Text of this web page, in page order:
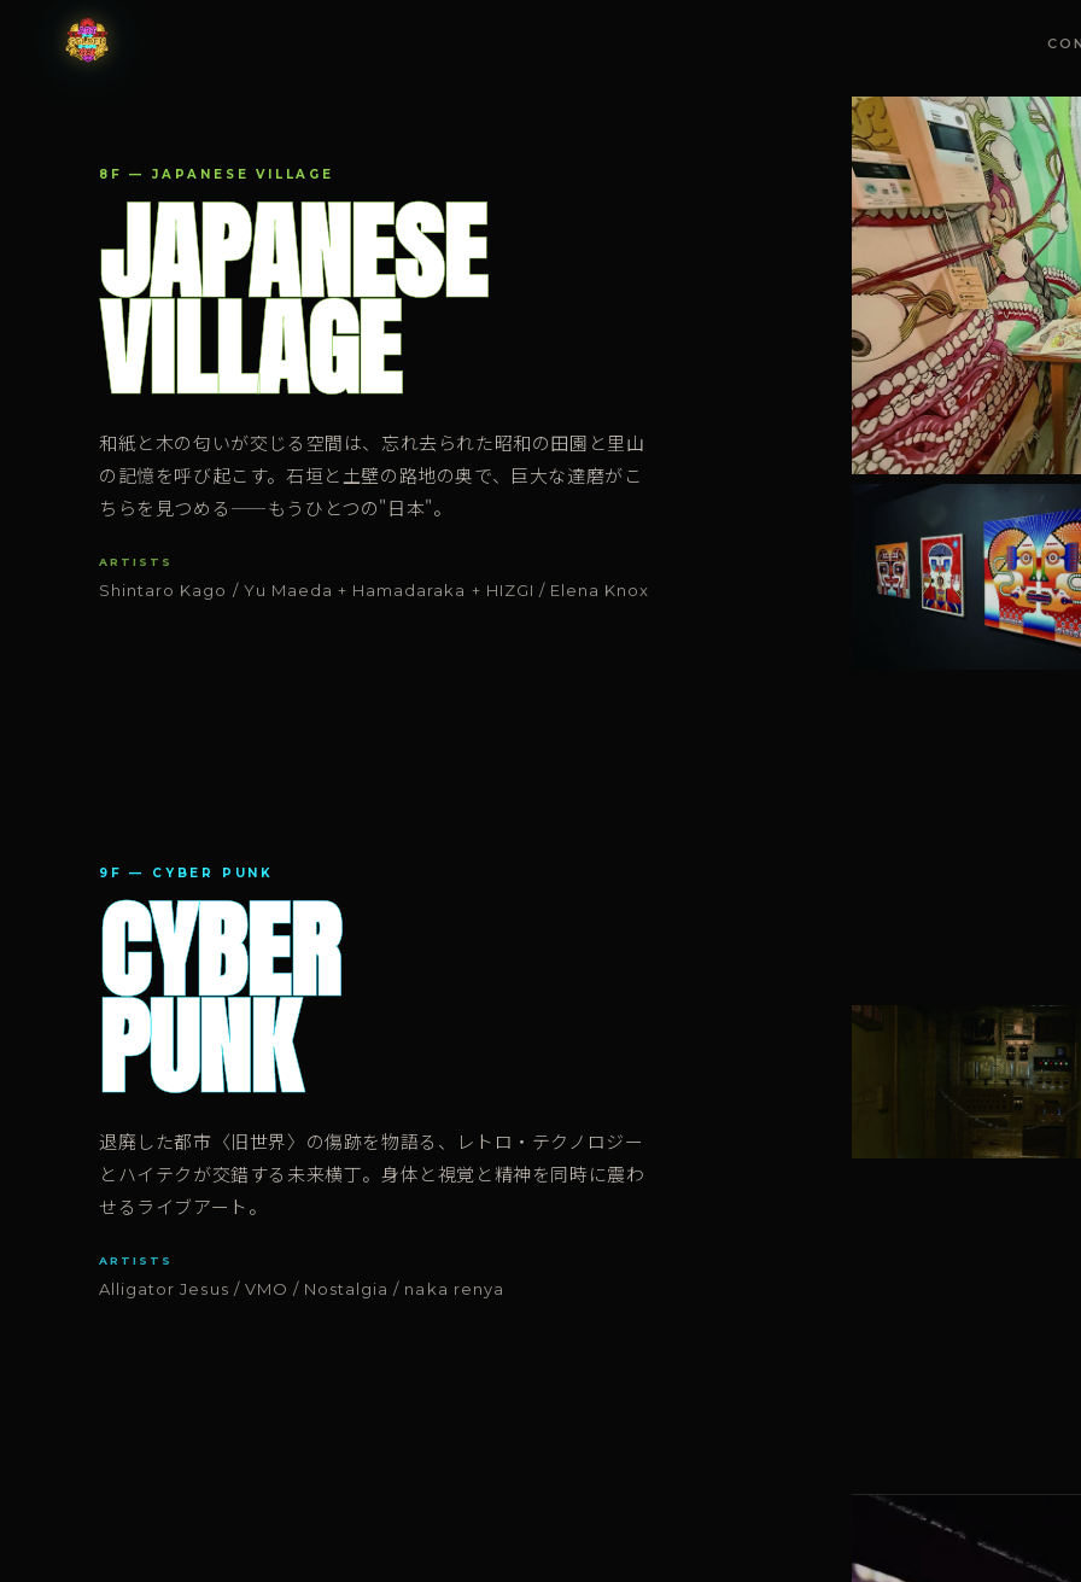
8F — JAPANESE VILLAGE
JAPANESE
VILLAGE
和紙と木の匂いが交じる空間は、忘れ去られた昭和の田園と里山
の記憶を呼び起こす。石垣と土壁の路地の奥で、巨大な達磨がこ
ちらを見つめる——もうひとつの"日本"。
ARTISTS
Shintaro Kago / Yu Maeda + Hamadaraka + HIZGI / Elena Knox
9F — CYBER PUNK
CYBER
PUNK
退廃した都市〈旧世界〉の傷跡を物語る、レトロ・テクノロジー
とハイテクが交錯する未来横丁。身体と視覚と精神を同時に震わ
せるライブアート。
ARTISTS
Alligator Jesus / VMO / Nostalgia / naka renya